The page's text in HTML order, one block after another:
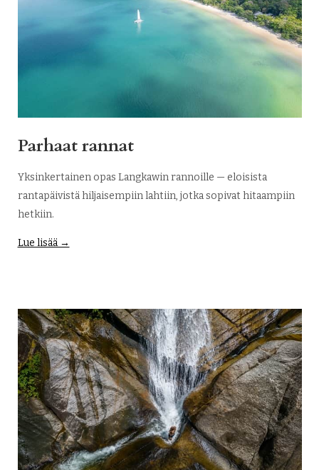
Parhaat rannat
Yksinkertainen opas Langkawin rannoille — eloisista
rantapäivistä hiljaisempiin lahtiin, jotka sopivat hitaampiin
hetkiin.
Lue lisää →